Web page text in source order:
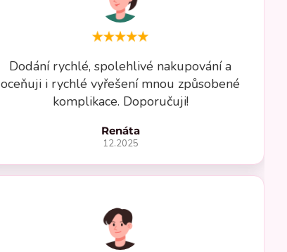
Dodání rychlé, spolehlivé nakupování a
oceňuji i rychlé vyřešení mnou způsobené
komplikace. Doporučuji!
Renáta
12.2025